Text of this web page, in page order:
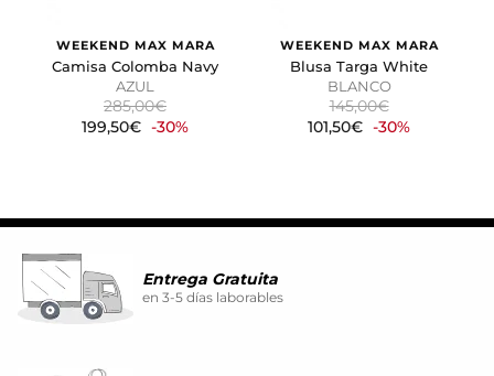
WEEKEND MAX MARA
Camisa Colomba Navy
AZUL
285,00€
199,50€ -30%
WEEKEND MAX MARA
Blusa Targa White
BLANCO
145,00€
101,50€ -30%
Entrega Gratuita
en 3-5 días laborables